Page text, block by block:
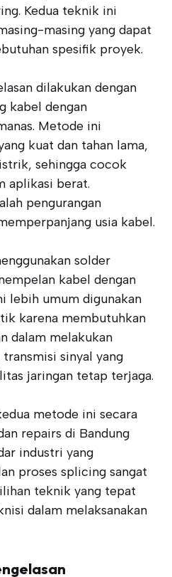
Kedua teknik ini
masing yang dapat
spesifik proyek.
dilakukan dengan
kabel dengan
Metode ini
kuat dan tahan lama,
sehingga cocok
aplikasi berat.
pengurangan
usia kabel.
solder
kabel dengan
lebih umum digunakan
karena membutuhkan
dalam melakukan
sinyal yang
jaringan tetap terjaga.
metode ini secara
repairs di Bandung
industri yang
proses splicing sangat
teknik yang tepat
dalam melaksanakan